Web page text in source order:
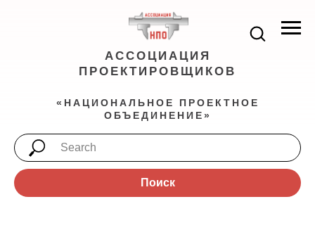
АССОЦИАЦИЯ
ПРОЕКТИРОВЩИКОВ
«НАЦИОНАЛЬНОЕ ПРОЕКТНОЕ
ОБЪЕДИНЕНИЕ»
Поиск